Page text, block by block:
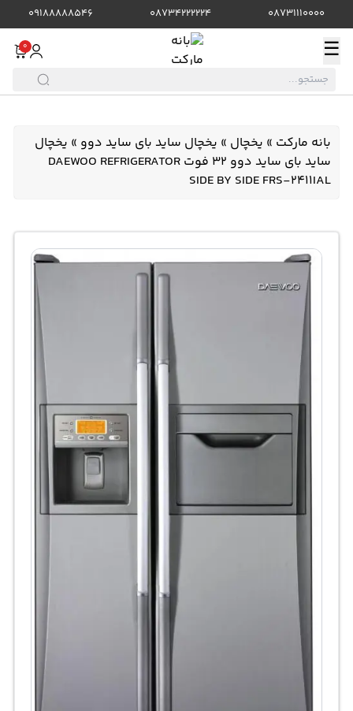
08731110000
08734222224
09188888546
☰
0
بانه مارکت » یخچال » یخچال ساید بای ساید دوو » یخچال
ساید بای ساید دوو 32 فوت DAEWOO REFRIGERATOR
SIDE BY SIDE FRS-2411IAL